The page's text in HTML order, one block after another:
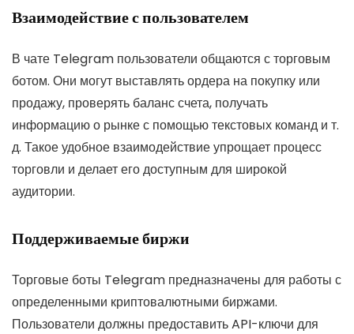
Взаимодействие с пользователем
В чате Telegram пользователи общаются с торговым
ботом. Они могут выставлять ордера на покупку или
продажу, проверять баланс счета, получать
информацию о рынке с помощью текстовых команд и т.
д. Такое удобное взаимодействие упрощает процесс
торговли и делает его доступным для широкой
аудитории.
Поддерживаемые биржи
Торговые боты Telegram предназначены для работы с
определенными криптовалютными биржами.
Пользователи должны предоставить API-ключи для